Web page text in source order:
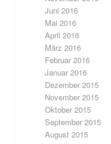
Juni 2016
Mai 2016
April 2016
März 2016
Februar 2016
Januar 2016
Dezember 2015
November 2015
Oktober 2015
September 2015
August 2015